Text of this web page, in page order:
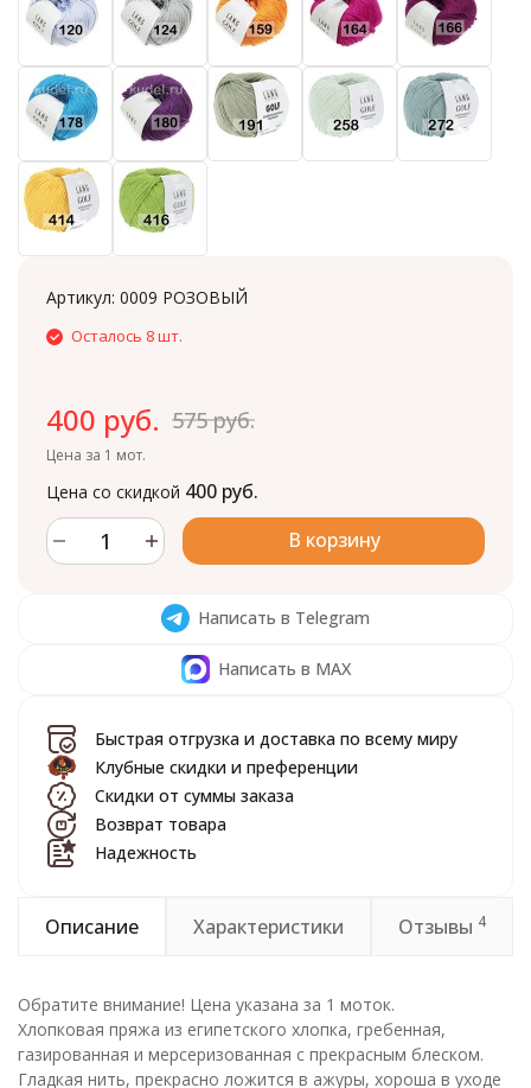
Артикул: 0009 РОЗОВЫЙ
Осталось 8 шт.
400 руб. 575 руб.
Цена за 1 мот.
Цена со скидкой 400 руб.
В корзину
Написать в Telegram
Написать в MAX
Быстрая отгрузка и доставка по всему миру
Клубные скидки и преференции
Скидки от суммы заказа
Возврат товара
Надежность
Описание Характеристики Отзывы 4
Обратите внимание! Цена указана за 1 моток.
Хлопковая пряжа из египетского хлопка, гребенная,
газированная и мерсеризованная с прекрасным блеском.
Гладкая нить, прекрасно ложится в ажуры, хороша в уходе